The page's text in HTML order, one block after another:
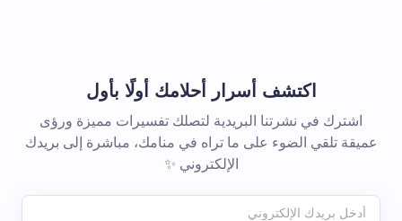
اكتشف أسرار أحلامك أولًا بأول
اشترك في نشرتنا البريدية لتصلك تفسيرات مميزة ورؤى
عميقة تلقي الضوء على ما تراه في منامك، مباشرة إلى بريدك
الإلكتروني ✨